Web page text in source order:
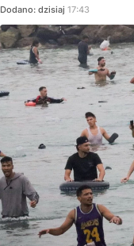
Dodano: dzisiaj 17:43